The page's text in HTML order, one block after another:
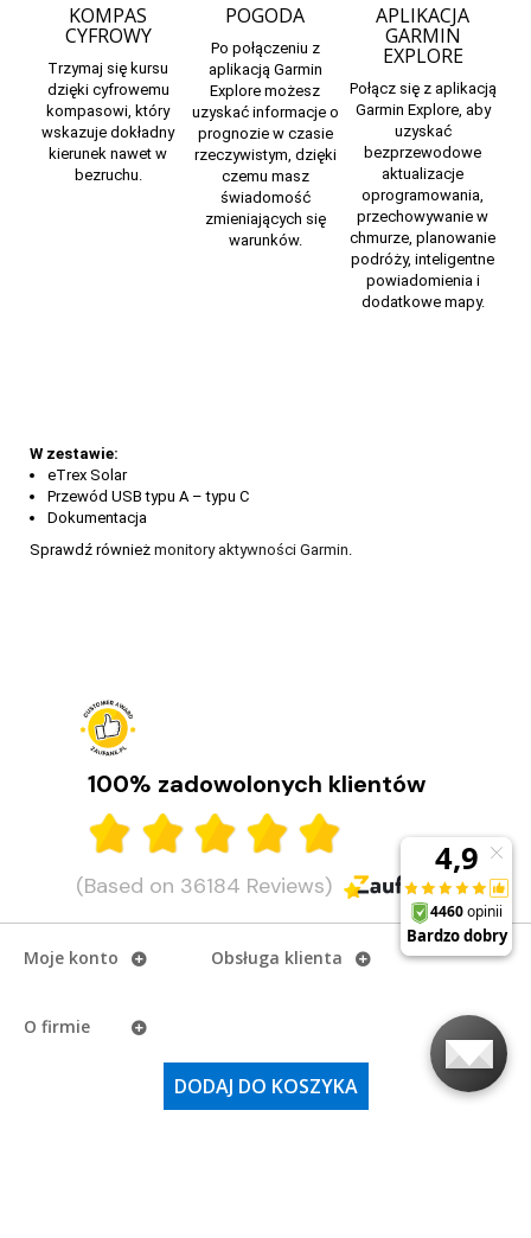
DODAJ DO KOSZYKA
KOMPAS
CYFROWY
Trzymaj się kursu
dzięki cyfrowemu
kompasowi, który
wskazuje dokładny
kierunek nawet w
bezruchu.
POGODA
Po połączeniu z
aplikacją Garmin
Explore możesz
uzyskać informacje o
prognozie w czasie
rzeczywistym, dzięki
czemu masz
świadomość
zmieniających się
warunków.
APLIKACJA
GARMIN
EXPLORE
Połącz się z aplikacją
Garmin Explore, aby
uzyskać
bezprzewodowe
aktualizacje
oprogramowania,
przechowywanie w
chmurze, planowanie
podróży, inteligentne
powiadomienia i
dodatkowe mapy.
W zestawie:
eTrex Solar
Przewód USB typu A – typu C
Dokumentacja
Sprawdź również monitory aktywności Garmin
Planujesz wycieczkę w góry? Poznaj najlepsze urządzenia Garmin w
góry w 2026 roku. Ranking zawiera propozycje dla osób o każdym
poziomie zaawansowania.
CZYTAJ DALEJ
100% zadowolonych klientów
(Based on 36184 Reviews)
Moje konto
O firmie
Obsługa klienta
Adres i godziny otwarcia